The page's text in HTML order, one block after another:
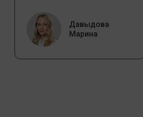
Давыдова
Марина